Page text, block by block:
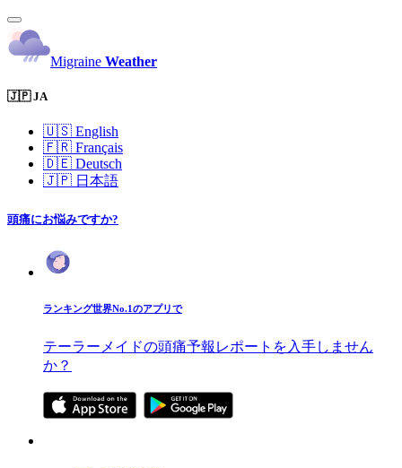
Migraine Weather
🇯🇵 JA
🇺🇸 English
🇫🇷 Français
🇩🇪 Deutsch
🇯🇵 日本語
頭痛にお悩みですか?
ランキング世界No.1のアプリで
テーラーメイドの頭痛予報レポートを入手しません
か？